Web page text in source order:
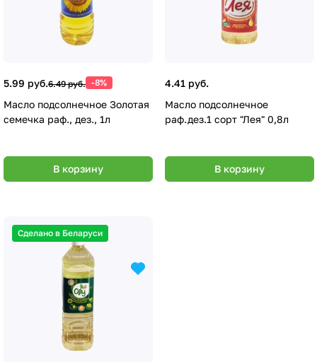
5.99 руб.6.49 руб. -8%
Масло подсолнечное Золотая
семечка раф., дез., 1л
В корзину
4.41 руб.
Масло подсолнечное
раф.дез.1 сорт "Лея" 0,8л
В корзину
Сделано в Беларуси